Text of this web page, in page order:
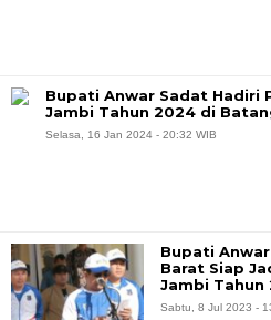
Bupati Anwar Sadat Hadiri
Jambi Tahun 2024 di
Selasa, 16 Jan 2024 - 20:32 WIB
Bupati
Barat Siap
Jambi Tahun
Sabtu, 8 Jul 2023 -